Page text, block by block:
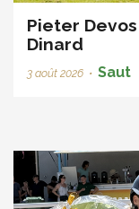
Pieter
Dinard
3 août 2026 • Saut